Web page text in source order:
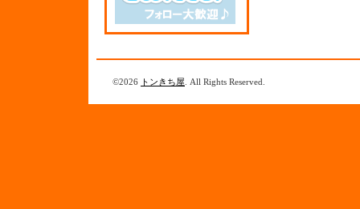
©2026 トンきち屋 . All Rights Reserved.